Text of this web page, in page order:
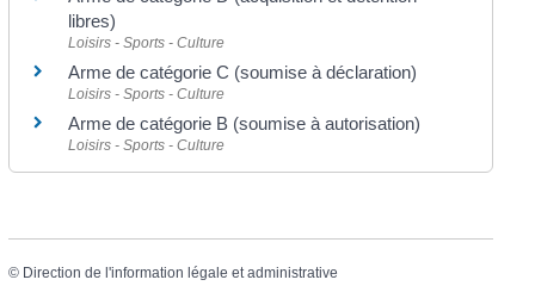
libres)
Loisirs - Sports - Culture
Arme de catégorie C (soumise à déclaration)
Loisirs - Sports - Culture
Arme de catégorie B (soumise à autorisation)
Loisirs - Sports - Culture
© Direction de l'information légale et administrative